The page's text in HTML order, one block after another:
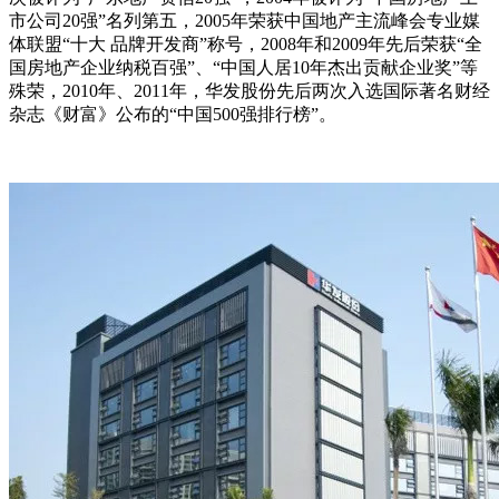
市公司20强”名列第五，2005年荣获中国地产主流峰会专业媒
体联盟“十大 品牌开发商”称号，2008年和2009年先后荣获“全
国房地产企业纳税百强”、“中国人居10年杰出贡献企业奖”等
殊荣，2010年、2011年，华发股份先后两次入选国际著名财经
杂志《财富》公布的“中国500强排行榜”。